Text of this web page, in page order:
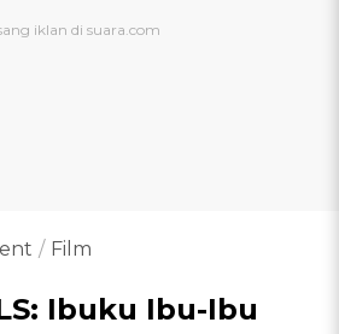
Film
Ibuku Ibu-Ibu